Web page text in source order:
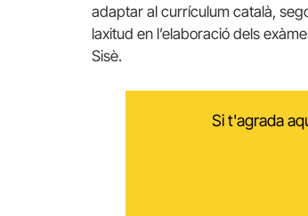
adaptar al currículum català,
laxitud en l’elaboració dels
Sisè.
Si t'agrada